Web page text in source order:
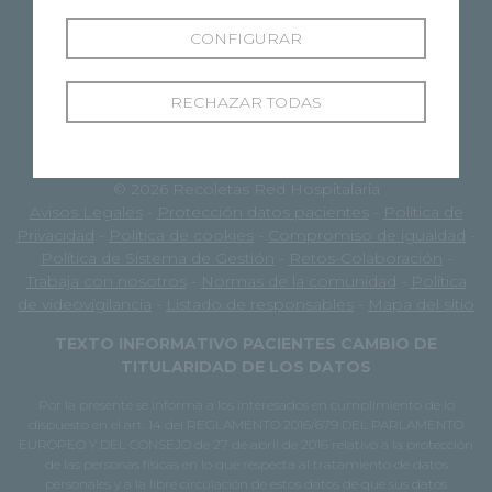
© 2026 Recoletas Red Hospitalaria
Avisos Legales
Protección datos pacientes
Política de
Privacidad
Política de cookies Compromiso de igualdad
Política de Sistema de Gestión
Retos-Colaboración
Trabaja con nosotros
Normas de la comunidad
Política
de videovigilancia
Listado de responsables
Mapa del sitio
TEXTO INFORMATIVO PACIENTES CAMBIO DE
TITULARIDAD DE LOS DATOS
Por la presente se informa a los interesados en cumplimiento de lo
dispuesto en el art. 14 del REGLAMENTO 2016/679 DEL PARLAMENTO
EUROPEO Y DEL CONSEJO de 27 de abril de 2016 relativo a la protección
de las personas físicas en lo que respecta al tratamiento de datos
personales y a la libre circulación de estos datos de que sus datos
RECHAZAR TODAS
CONFIGURAR